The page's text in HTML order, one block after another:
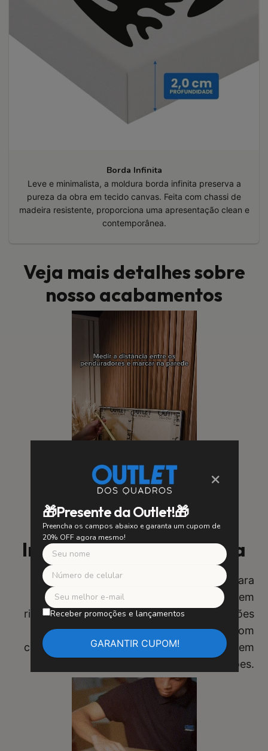
×
🎁Presente da Outlet!🎁
Preencha os campos abaixo e garanta um cupom de
20% OFF agora mesmo!
Receber promoções e lançamentos
Borda Infinita
Leve e minimalista, a moldura borda infinita preserva a
pureza da obra em tecido canvas. Feita com chassi de
madeira resistente, proporciona uma apresentação clean e
contemporânea.
Veja mais detalhes sobre
nosso acabamentos
Instalação Fácil e Segura
Utilizamos suportes de alta qualidade para
garantir uma instalação fácil e segura, sem
risco de quedas. Diga adeus às preocupações
com fitas adesivas instáveis. Compre com
confiança e desfrute de sua obra de arte sem
preocupações.